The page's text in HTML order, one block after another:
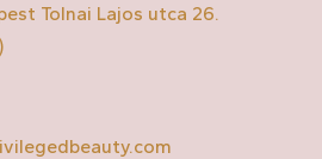
Tolnai Lajos utca 26.